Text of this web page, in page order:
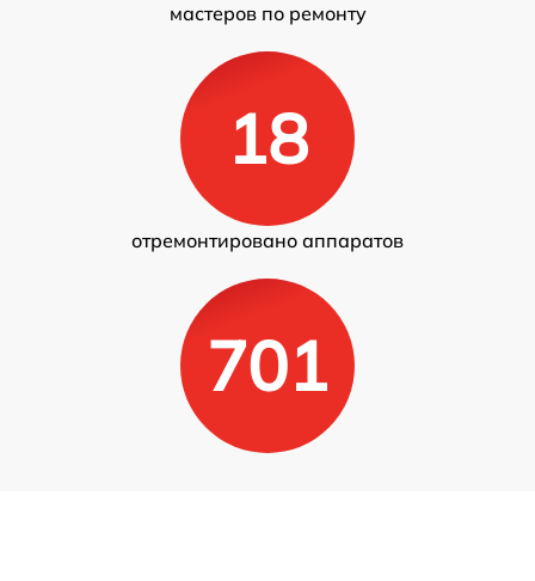
мастеров по ремонту
18
отремонтировано аппаратов
701